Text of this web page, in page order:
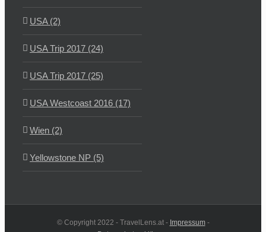
USA (2)
USA Trip 2017 (24)
USA Trip 2017 (25)
USA Westcoast 2016 (17)
Wien (2)
Yellowstone NP (5)
© Copyright 2022 - TravelLens.at - Impressum-